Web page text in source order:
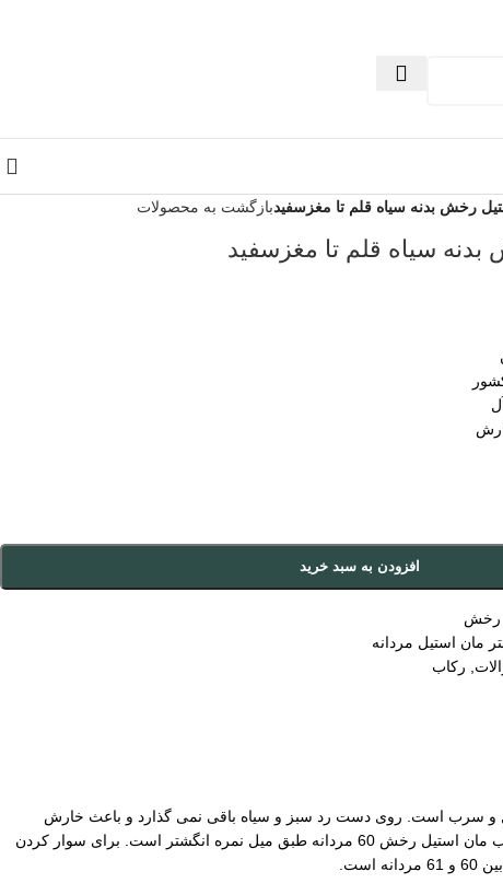
رخش بدنه سیاه قلم تا مغزسفیدبازگشت به محصولات
سیاه قلم تا مغزسفید
افزودن به سبد خرید
رخش
مان استیل مردانه
رکاب
و سرب است. روی دست رد سبز و سیاه باقی نمی گذارد و باعث خارش
پوستی آزار دهنده هم نمی شود. ابعاد سنگ رکاب 21 در 15 میلیمتر بصورت فیکس است لذا سنگ خور نصف یک میلیمتر کمتر محاسبه خواهد شد. سایز رکاب مان استیل رخش 60 مردانه طبق میل نمره انگشتر است. برای سوار کردن